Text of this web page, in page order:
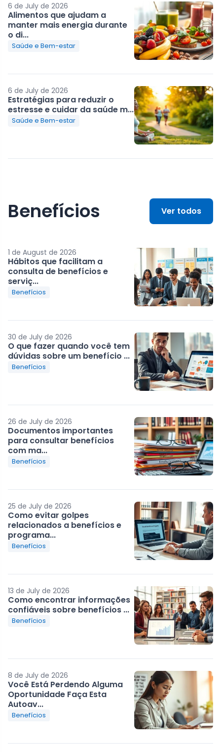
6 de July de 2026
Alimentos que ajudam a
manter mais energia durante
o di...
Saúde e Bem-estar
6 de July de 2026
Estratégias para reduzir o
estresse e cuidar da saúde m...
Saúde e Bem-estar
Benefícios Ver todos
1 de August de 2026
Hábitos que facilitam a
consulta de benefícios e
serviç...
Benefícios
30 de July de 2026
O que fazer quando você tem
dúvidas sobre um benefício ...
Benefícios
26 de July de 2026
Documentos importantes
para consultar benefícios
com ma...
Benefícios
25 de July de 2026
Como evitar golpes
relacionados a benefícios e
programa...
Benefícios
13 de July de 2026
Como encontrar informações
confiáveis sobre benefícios ...
Benefícios
8 de July de 2026
Você Está Perdendo Alguma
Oportunidade Faça Esta
Autoav...
Benefícios